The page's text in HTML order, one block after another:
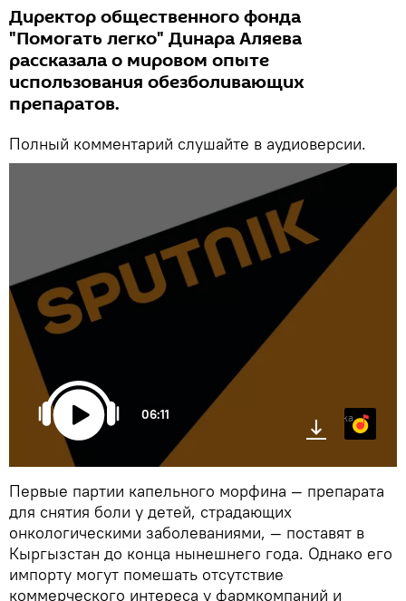
Директор общественного фонда
"Помогать легко" Динара Аляева
рассказала о мировом опыте
использования обезболивающих
препаратов.
Полный комментарий слушайте в аудиоверсии.
06:11 Яндекс.Музыка
Первые партии капельного морфина — препарата
для снятия боли у детей, страдающих
онкологическими заболеваниями, — поставят в
Кыргызстан до конца нынешнего года. Однако его
импорту могут помешать отсутствие
коммерческого интереса у фармкомпаний и